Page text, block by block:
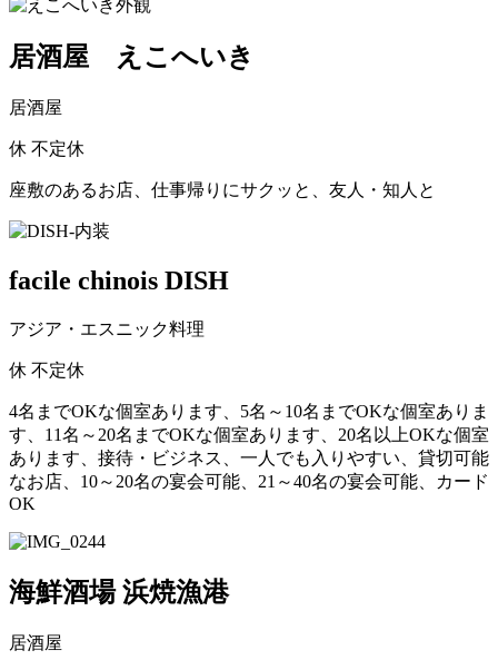
居酒屋 えこへいき
居酒屋
休 不定休
座敷のあるお店、仕事帰りにサクッと、友人・知人と
facile chinois DISH
アジア・エスニック料理
休 不定休
4名までOKな個室あります、5名～10名までOKな個室ありま
す、11名～20名までOKな個室あります、20名以上OKな個室
あります、接待・ビジネス、一人でも入りやすい、貸切可能
なお店、10～20名の宴会可能、21～40名の宴会可能、カード
OK
海鮮酒場 浜焼漁港
居酒屋